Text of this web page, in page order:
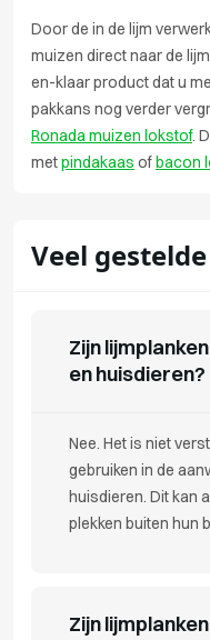
Door de in de lijm
muizen direct naar de
en-klaar product dat u
pakkans nog verder
Ronada muizen lokstof.
metpindakaas ofbacon
Veel
Zijn
en huisdieren?
Nee. Het is niet
gebruiken in de
huisdieren. Dit kan
plekken buiten hun
Zijn